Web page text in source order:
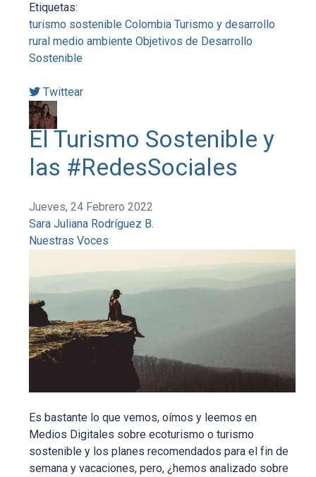
Etiquetas:
turismo sostenible Colombia Turismo y desarrollo
rural medio ambiente Objetivos de Desarrollo
Sostenible
Twittear
El Turismo Sostenible y
las #RedesSociales
Jueves, 24 Febrero 2022
Sara Juliana Rodríguez B.
Nuestras Voces
Es bastante lo que vemos, oímos y leemos en
Medios Digitales sobre ecoturismo o turismo
sostenible y los planes recomendados para el fin de
semana y vacaciones, pero, ¿hemos analizado sobre